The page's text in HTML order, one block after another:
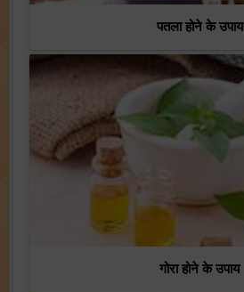
पतला होने के उपाय
गोरा होने के उपाय